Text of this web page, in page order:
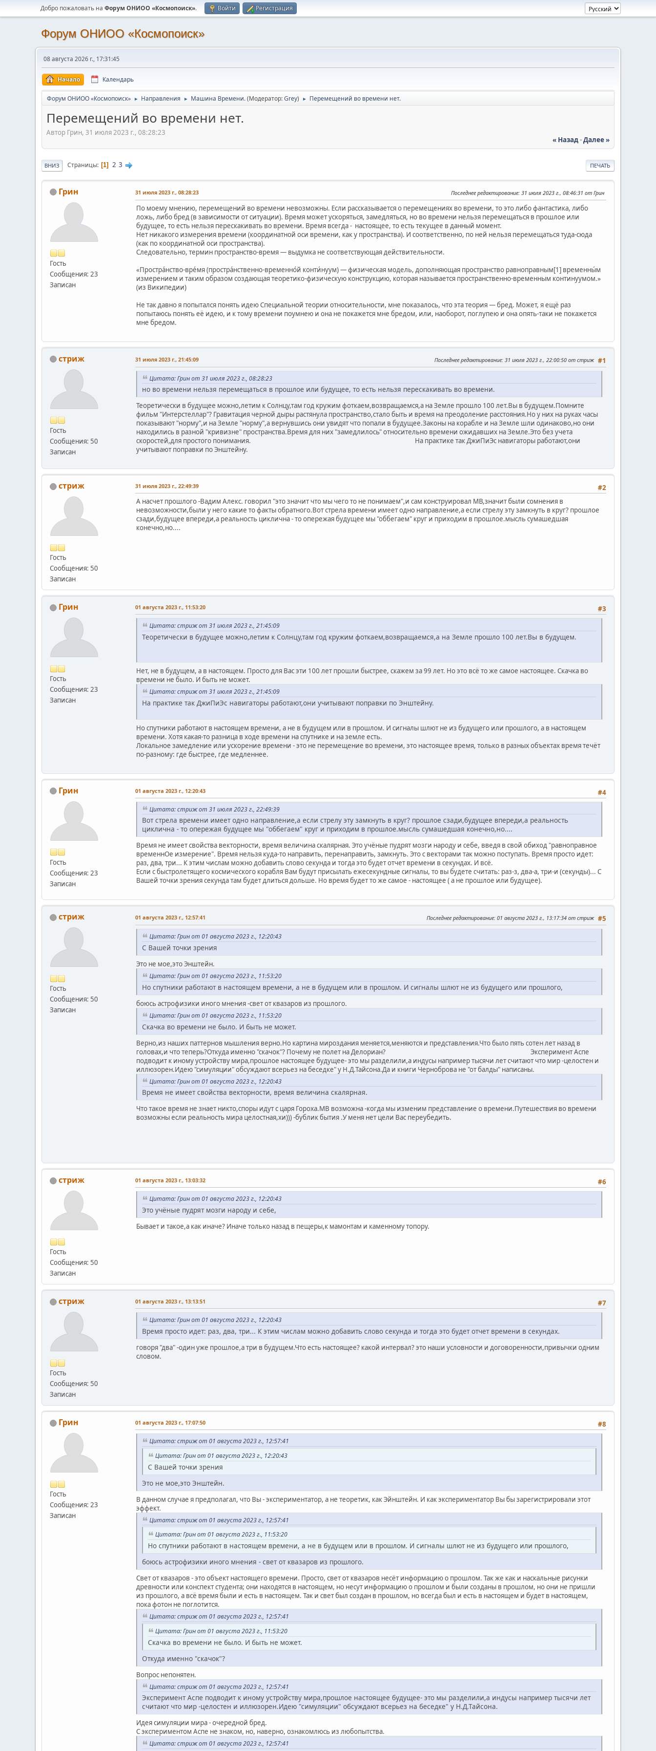
Добро пожаловать на Форум ОНИОО «Космопоиск». Войти Регистрация
Форум ОНИОО «Космопоиск»
08 августа 2026 г., 17:31:45
Начало Календарь
Форум ОНИОО «Космопоиск» ► Направления ► Машина Времени.(Модератор:Grey) ► Перемещений во времени нет.
Перемещений во времени нет.
Автор Грин, 31 июля 2023 г., 08:28:23
« Назад-Далее »
ПЕЧАТЬ
ВНИЗ Страницы 1 2 3
Грин
Гость
Сообщения: 23
Записан
31 июля 2023 г., 08:28:23 Последнее редактирование: 31 июля 2023 г., 08:46:31 от Грин
По моему мнению, перемещений во времени невозможны. Если рассказывается о перемещениях во времени, то это либо фантастика, либо
ложь, либо бред (в зависимости от ситуации). Время может ускоряться, замедляться, но во времени нельзя перемещаться в прошлое или
будущее, то есть нельзя перескакивать во времени. Время всегда - настоящее, то есть текущее в данный момент.
Нет никакого измерения времени (координатной оси времени, как у пространства). И соответственно, по ней нельзя перемещаться туда-сюда
(как по координатной оси пространства).
Следовательно, термин пространство-время — выдумка не соответствующая действительности.
«Простра́нство-вре́мя (простра́нственно-временно́й конти́нуум) — физическая модель, дополняющая пространство равноправным[1] временны́м
измерением и таким образом создающая теоретико-физическую конструкцию, которая называется пространственно-временным континуумом.»
(из Википедии)
Не так давно я попытался понять идею Специальной теории относительности, мне показалось, что эта теория — бред. Может, я ещё раз
попытаюсь понять её идею, и к тому времени поумнею и она не покажется мне бредом, или, наоборот, поглупею и она опять-таки не покажется
мне бредом.
стриж
Гость
Сообщения: 50
Записан
#1
31 июля 2023 г., 21:45:09 Последнее редактирование: 31 июля 2023 г., 22:00:50 от стриж
Цитата: Грин от 31 июля 2023 г., 08:28:23
но во времени нельзя перемещаться в прошлое или будущее, то есть нельзя перескакивать во времени.
Теоретически в будущее можно,летим к Солнцу,там год кружим фоткаем,возвращаемся,а на Земле прошло 100 лет.Вы в будущем.Помните
фильм "Интерстеллар"? Гравитация черной дыры растянула пространство,стало быть и время на преодоление расстояния.Но у них на руках часы
показывают "норму",и на Земле "норму",а вернувшись они увидят что попали в будущее.Законы на корабле и на Земле шли одинаково,но они
находились в разной "кривизне" пространства.Время для них "замедлилось" относительно времени ожидавших на Земле.Это без учета
скоростей,для простого понимания. На практике так ДжиПиЭс навигаторы работают,они
учитывают поправки по Энштейну.
стриж
Гость
Сообщения: 50
Записан
#2
31 июля 2023 г., 22:49:39
А насчет прошлого -Вадим Алекс. говорил "это значит что мы чего то не понимаем",и сам конструировал МВ,значит были сомнения в
невозможности,были у него какие то факты обратного.Вот стрела времени имеет одно направление,а если стрелу эту замкнуть в круг? прошлое
сзади,будущее впереди,а реальность циклична - то опережая будущее мы "оббегаем" круг и приходим в прошлое.мысль сумашедшая
конечно,но....
Грин
Гость
Сообщения: 23
Записан
#3
01 августа 2023 г., 11:53:20
Цитата: стриж от 31 июля 2023 г., 21:45:09
Теоретически в будущее можно,летим к Солнцу,там год кружим фоткаем,возвращаемся,а на Земле прошло 100 лет.Вы в будущем.
Нет, не в будущем, а в настоящем. Просто для Вас эти 100 лет прошли быстрее, скажем за 99 лет. Но это всё то же самое настоящее. Скачка во
времени не было. И быть не может.
Цитата: стриж от 31 июля 2023 г., 21:45:09
На практике так ДжиПиЭс навигаторы работают,они учитывают поправки по Энштейну.
Но спутники работают в настоящем времени, а не в будущем или в прошлом. И сигналы шлют не из будущего или прошлого, а в настоящем
времени. Хотя какая-то разница в ходе времени на спутнике и на земле есть.
Локальное замедление или ускорение времени - это не перемещение во времени, это настоящее время, только в разных объектах время течёт
по-разному: где быстрее, где медленнее.
Грин
Гость
Сообщения: 23
Записан
#4
01 августа 2023 г., 12:20:43
Цитата: стриж от 31 июля 2023 г., 22:49:39
Вот стрела времени имеет одно направление,а если стрелу эту замкнуть в круг? прошлое сзади,будущее впереди,а реальность
циклична - то опережая будущее мы "оббегаем" круг и приходим в прошлое.мысль сумашедшая конечно,но....
Время не имеет свойства векторности, время величина скалярная. Это учёные пудрят мозги народу и себе, введя в свой обиход "равноправное
временнОе измерение". Время нельзя куда-то направить, перенаправить, замкнуть. Это с векторами так можно поступать. Время просто идет:
раз, два, три... К этим числам можно добавить слово секунда и тогда это будет отчет времени в секундах. И всё.
Если с быстролетящего космического корабля Вам будут присылать ежесекундные сигналы, то вы будете считать: раз-з, два-а, три-и (секунды)... С
Вашей точки зрения секунда там будет длиться дольше. Но время будет то же самое - настоящее ( а не прошлое или будущее).
стриж
Гость
Сообщения: 50
Записан
#5
01 августа 2023 г., 12:57:41 Последнее редактирование: 01 августа 2023 г., 13:17:34 от стриж
Цитата: Грин от 01 августа 2023 г., 12:20:43
С Вашей точки зрения
Это не мое,это Энштейн.
Цитата: Грин от 01 августа 2023 г., 11:53:20
Но спутники работают в настоящем времени, а не в будущем или в прошлом. И сигналы шлют не из будущего или прошлого,
боюсь астрофизики иного мнения -свет от квазаров из прошлого.
Цитата: Грин от 01 августа 2023 г., 11:53:20
Скачка во времени не было. И быть не может.
Верно,из наших паттернов мышления верно.Но картина мироздания меняется,меняются и представления.Что было пять сотен лет назад в
головах,и что теперь?Откуда именно "скачок"? Почему не полет на Делориан? Эксперимент Аспе
подводит к иному устройству мира,прошлое настоящее будущее- это мы разделили,а индусы например тысячи лет считают что мир -целостен и
иллюзорен.Идею "симуляции" обсуждают всерьез на беседке" у Н.Д.Тайсона.Да и книги Черноброва не "от балды" написаны.
Цитата: Грин от 01 августа 2023 г., 12:20:43
Время не имеет свойства векторности, время величина скалярная.
Что такое время не знает никто,споры идут с царя Гороха.МВ возможна -когда мы изменим представление о времени.Путешествия во времени
возможны если реальность мира целостная,хи))) -бублик бытия .У меня нет цели Вас переубедить.
стриж
Гость
Сообщения: 50
Записан
#6
01 августа 2023 г., 13:03:32
Цитата: Грин от 01 августа 2023 г., 12:20:43
Это учёные пудрят мозги народу и себе,
Бывает и такое,а как иначе? Иначе только назад в пещеры,к мамонтам и каменному топору.
стриж
Гость
Сообщения: 50
Записан
#7
01 августа 2023 г., 13:13:51
Цитата: Грин от 01 августа 2023 г., 12:20:43
Время просто идет: раз, два, три... К этим числам можно добавить слово секунда и тогда это будет отчет времени в секундах.
говоря "два" -один уже прошлое,а три в будущем.Что есть настоящее? какой интервал? это наши условности и договоренности,привычки одним
словом.
Грин
Гость
Сообщения: 23
Записан
#8
01 августа 2023 г., 17:07:50
Цитата: стриж от 01 августа 2023 г., 12:57:41
Цитата: Грин от 01 августа 2023 г., 12:20:43
С Вашей точки зрения
Это не мое,это Энштейн.
В данном случае я предполагал, что Вы - экспериментатор, а не теоретик, как Эйнштейн. И как экспериментатор Вы бы зарегистрировали этот
эффект.
Цитата: стриж от 01 августа 2023 г., 12:57:41
Цитата: Грин от 01 августа 2023 г., 11:53:20
Но спутники работают в настоящем времени, а не в будущем или в прошлом. И сигналы шлют не из будущего или прошлого,
боюсь астрофизики иного мнения - свет от квазаров из прошлого.
Свет от квазаров - это объект настоящего времени. Просто, свет от квазаров несёт информацию о прошлом. Так же как и наскальные рисунки
древности или конспект студента; они находятся в настоящем, но несут информацию о прошлом и были созданы в прошлом, но они не пришли
из прошлого, а всё время были и есть в настоящем. Так и свет был создан в прошлом, но всегда был и есть в настоящем и будет в настоящем,
пока фотон не поглотится.
Цитата: стриж от 01 августа 2023 г., 12:57:41
Цитата: Грин от 01 августа 2023 г., 11:53:20
Скачка во времени не было. И быть не может.
Откуда именно "скачок"?
Вопрос непонятен.
Цитата: стриж от 01 августа 2023 г., 12:57:41
Эксперимент Аспе подводит к иному устройству мира,прошлое настоящее будущее- это мы разделили,а индусы например тысячи лет
считают что мир -целостен и иллюзорен.Идею "симуляции" обсуждают всерьез на беседке" у Н.Д.Тайсона.
Идея симуляции мира - очередной бред.
С экспериментом Аспе не знаком, но, наверно, ознакомлюсь из любопытства.
Цитата: стриж от 01 августа 2023 г., 12:57:41